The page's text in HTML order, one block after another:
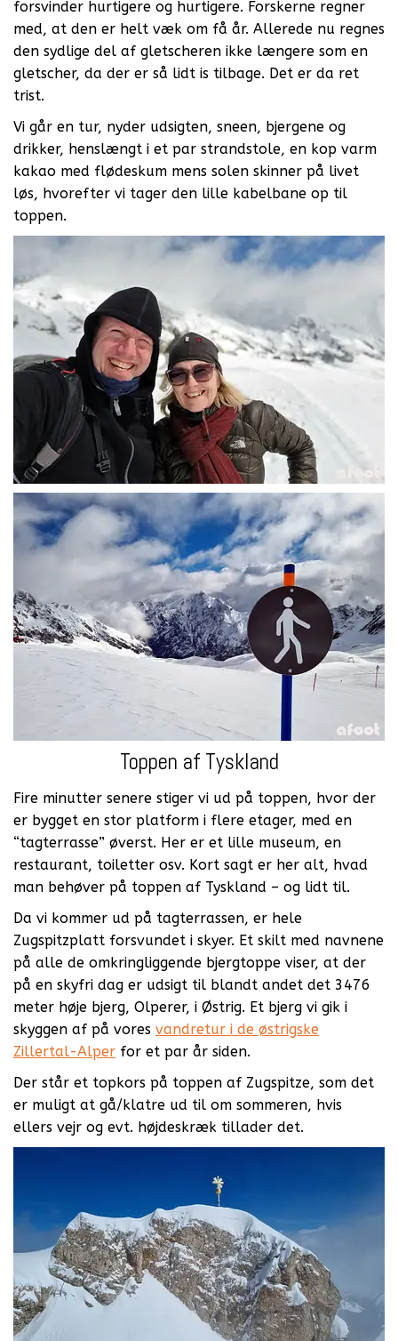
forsvinder hurtigere og hurtigere. Forskerne regner
med, at den er helt væk om få år. Allerede nu regnes
den sydlige del af gletscheren ikke længere som en
gletscher, da der er så lidt is tilbage. Det er da ret
trist.
Vi går en tur, nyder udsigten, sneen, bjergene og
drikker, henslængt i et par strandstole, en kop varm
kakao med flødeskum mens solen skinner på livet
løs, hvorefter vi tager den lille kabelbane op til
toppen.
Toppen af Tyskland
Fire minutter senere stiger vi ud på toppen, hvor der
er bygget en stor platform i flere etager, med en
“tagterrasse” øverst. Her er et lille museum, en
restaurant, toiletter osv. Kort sagt er her alt, hvad
man behøver på toppen af Tyskland – og lidt til.
Da vi kommer ud på tagterrassen, er hele
Zugspitzplatt forsvundet i skyer. Et skilt med navnene
på alle de omkringliggende bjergtoppe viser, at der
på en skyfri dag er udsigt til blandt andet det 3476
meter høje bjerg, Olperer, i Østrig. Et bjerg vi gik i
skyggen af på vores vandretur i de østrigske
Zillertal-Alper for et par år siden.
Der står et topkors på toppen af Zugspitze, som det
er muligt at gå/klatre ud til om sommeren, hvis
ellers vejr og evt. højdeskræk tillader det.